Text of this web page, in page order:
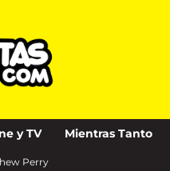
y TV Mientras Tanto
Perry